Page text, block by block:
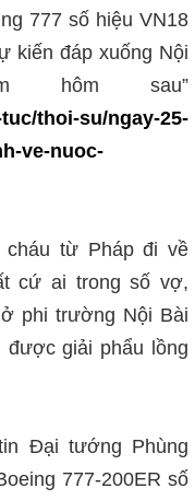
777 số hiệu VN18
kiến đáp xuống Nội
hôm sau”
thoi-su/ngay-25-
ve-nuoc-
cháu từ Pháp đi về
cứ ai trong số vợ,
phi trường Nội Bài
giải phẩu lồng
Đại tướng Phùng
777-200ER số